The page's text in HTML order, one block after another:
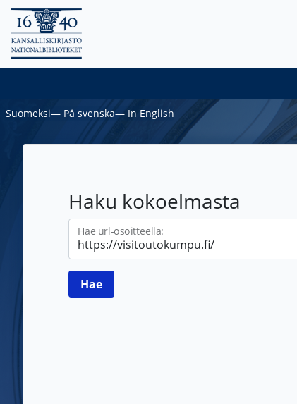
Suomeksi― På svenska― In English
Haku kokoelmasta
Hae url-osoitteella: